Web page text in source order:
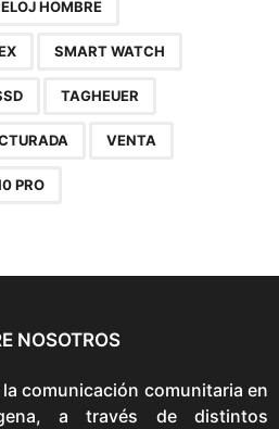
HOMBRE
SMART WATCH
TAGHEUER
VENTA
PRO
NOSOTROS
comunicación comunitaria en
a través de distintos